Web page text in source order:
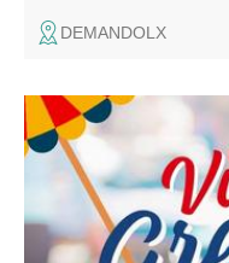
DEMANDOLX
Venez chiner dans les
objets de décoration,